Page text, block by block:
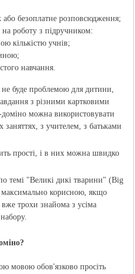
безоплатне розповсюдження;
на роботу з підручником:
кількістю учнів;
навчання.
не буде проблемою для дитини,
з різними картковими
можна використовувати
заняттях, з учителем, з батьками
прості, і в них можна швидко
темі "Великі дикі тварини" (Big
корисною, якщо
вже трохи знайома з усіма
мовою обов'язково просіть